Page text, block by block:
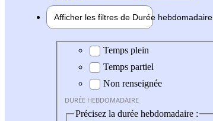
Afficher les filtres de Durée hebdomadaire
Durée hebdomadaire
Temps plein
Temps partiel
Non renseignée
DURÉE HEBDOMADAIRE
Précisez la durée hebdomadaire :